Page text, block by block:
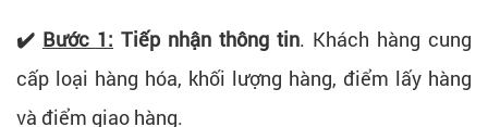
✔️ Bước 1: Tiếp nhận thông tin. Khách hàng cung
cấp loại hàng hóa, khối lượng hàng, điểm lấy hàng
và điểm giao hàng.